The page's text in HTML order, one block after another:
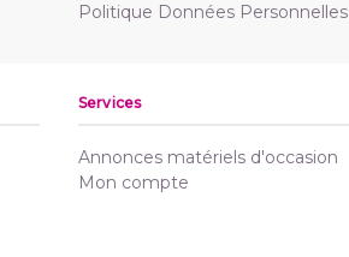
Politique Données Personnelles
Services
Annonces matériels d'occasion
Mon compte